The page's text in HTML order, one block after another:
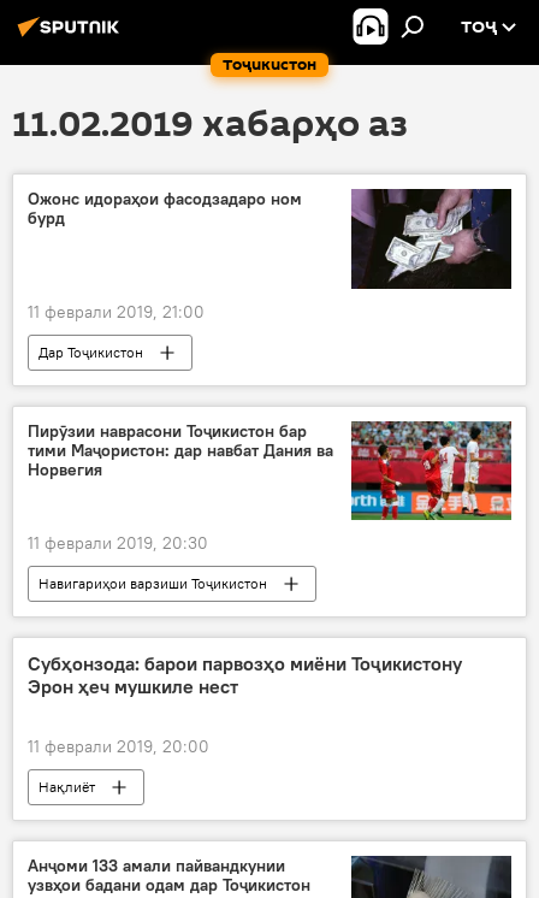
Тоҷикистон
ТОҶ
11.02.2019 хабарҳо аз
Ожонс идораҳои фасодзадаро ном
бурд
11 феврали 2019, 21:00
Дар Тоҷикистон
Пирӯзии наврасони Тоҷикистон бар
тими Маҷористон: дар навбат Дания ва
Норвегия
11 феврали 2019, 20:30
Навигариҳои варзиши Тоҷикистон
Субҳонзода: барои парвозҳо миёни Тоҷикистону
Эрон ҳеч мушкиле нест
11 феврали 2019, 20:00
Нақлиёт
Анҷоми 133 амали пайвандкунии
узвҳои бадани одам дар Тоҷикистон